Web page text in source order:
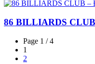
86 BILLIARDS
Page 1 / 4
1
2